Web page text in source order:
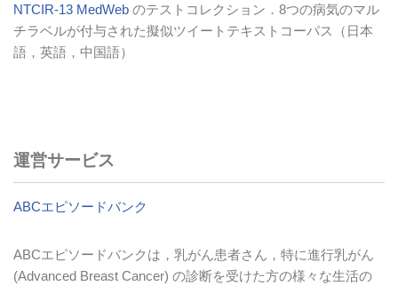
NTCIR-13 MedWeb のテストコレクション．8つの病気のマル
チラベルが付与された擬似ツイートテキストコーパス（日本
語，英語，中国語）
運営サービス
ABCエピソードバンク
ABCエピソードバンクは，乳がん患者さん，特に進行乳がん
(Advanced Breast Cancer) の診断を受けた方の様々な生活の